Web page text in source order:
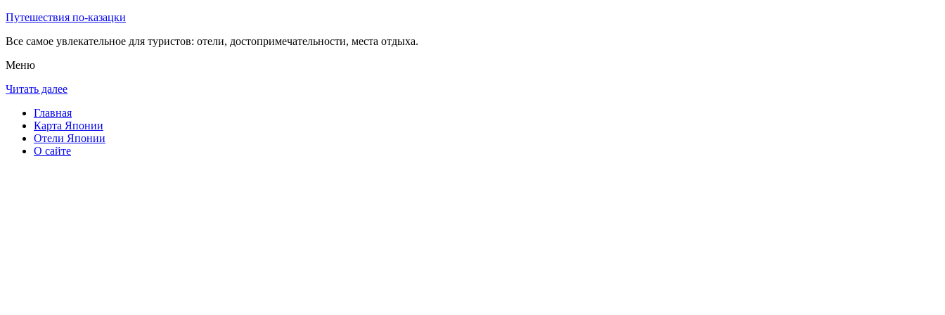
Путешествия по-казацки
Все самое увлекательное для туристов: отели, достопримечательности, места отдыха.
Меню
Читать далее
Главная
Карта Японии
Отели Японии
О сайте